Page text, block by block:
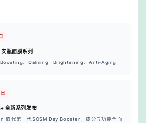
安瓶面膜系列
、Calming、Brightening、Anti-Aging
全新系列发布
取代第一代SOSM Day Booster，成分与功能全面